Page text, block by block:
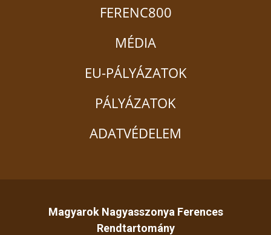
FERENC800
MÉDIA
EU-PÁLYÁZATOK
PÁLYÁZATOK
ADATVÉDELEM
Magyarok Nagyasszonya Ferences
Rendtartomány